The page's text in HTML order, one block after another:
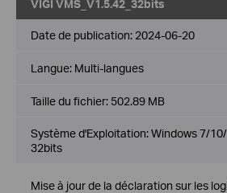
VIGI VMS_V1.5.42_32bits
Date de publication: 2024-06-20
Langue: Multi-langues
Taille du fichier: 502.89 MB
Système d'Exploitation: Windows 7/
32bits
Mise à jour de la déclaration sur les